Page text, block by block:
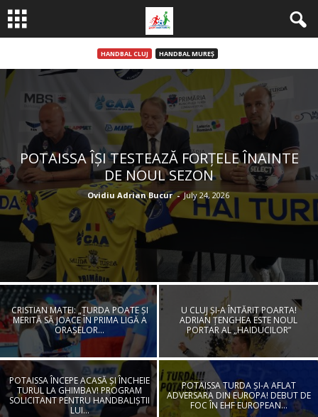
HANDBAL CLUJ HANDBAL MUREȘ
POTAISSA ÎȘI TESTEAZĂ FORȚELE ÎNAINTE
DE NOUL SEZON
Ovidiu Adrian Bucur - July 24, 2026
CRISTIAN MATEI: „TURDA POATE ȘI
MERITĂ SĂ JOACE ÎN PRIMA LIGĂ A
ORAȘELOR...
U CLUJ ȘI-A ÎNTĂRIT POARTA!
ADRIAN ȚENGHEA ESTE NOUL
PORTAR AL „HAIDUCILOR”
POTAISSA ÎNCEPE ACASĂ ȘI ÎNCHEIE
TURUL LA GHIMBAV! PROGRAM
SOLICITANT PENTRU HANDBALIȘTII
LUI...
POTAISSA TURDA ȘI-A AFLAT
ADVERSARA DIN EUROPA! DEBUT DE
FOC ÎN EHF EUROPEAN...